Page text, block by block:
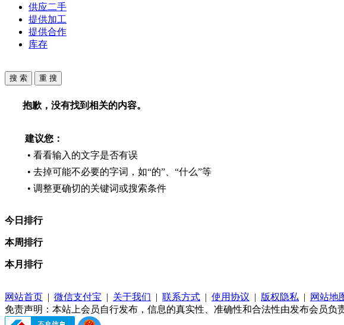
供应二手
提供加工
提供合作
库存
抱歉，没有找到相关的内容。
建议您：
• 看看输入的文字是否有误
• 去掉可能不必要的字词，如“的”、“什么”等
• 调整更确切的关键词或搜索条件
今日排行
本周排行
本月排行
网站首页 | 微信支付宝 | 关于我们 | 联系方式 | 使用协议 | 版权隐私 | 网站地
免责声明：本站上会员自行发布，信息的真实性、准确性和合法性由发布会员负